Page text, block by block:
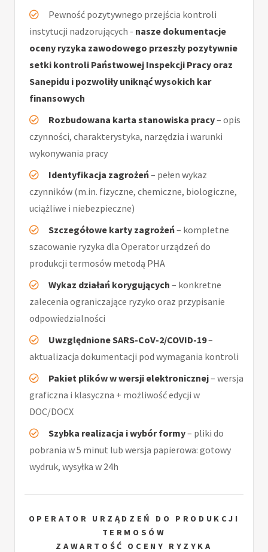
Pewność pozytywnego przejścia kontroli
instytucji nadzorujących - nasze dokumentacje
oceny ryzyka zawodowego przeszły pozytywnie
setki kontroli Państwowej Inspekcji Pracy oraz
Sanepidu i pozwoliły uniknąć wysokich kar
finansowych
Rozbudowana karta stanowiska pracy– opis
czynności, charakterystyka, narzędzia i warunki
wykonywania pracy
Identyfikacja zagrożeń– pełen wykaz
czynników (m.in. fizyczne, chemiczne, biologiczne,
uciążliwe i niebezpieczne)
Szczegółowe karty zagrożeń– kompletne
szacowanie ryzyka dla Operator urządzeń do
produkcji termosów metodą PHA
Wykaz działań korygujących – konkretne
zalecenia ograniczające ryzyko oraz przypisanie
odpowiedzialności
Uwzględnione SARS-CoV-2/COVID-19–
aktualizacja dokumentacji pod wymagania kontroli
Pakiet plików w wersji elektronicznej– wersja
graficzna i klasyczna + możliwość edycji w
DOC/DOCX
Szybka realizacja i wybór formy– pliki do
pobrania w 5 minut lub wersja papierowa: gotowy
wydruk, wysyłka w 24h
OPERATOR URZĄDZEŃ DO PRODUKCJI
TERMOSÓW
ZAWARTOŚĆ OCENY RYZYKA